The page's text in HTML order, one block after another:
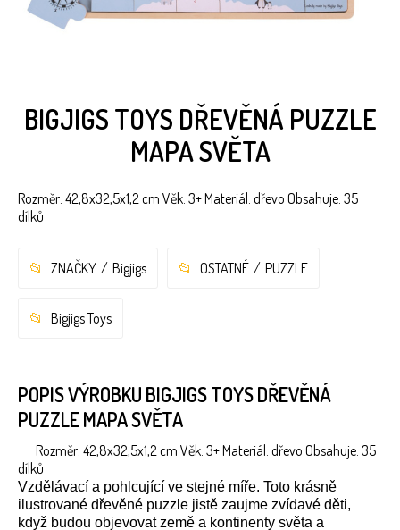
BIGJIGS TOYS DŘEVĚNÁ PUZZLE
MAPA SVĚTA
Rozměr: 42,8x32,5x1,2 cm Věk: 3+ Materiál: dřevo Obsahuje: 35
dílků
ZNAČKY Bigjigs OSTATNÉ PUZZLE
Bigjigs Toys
POPIS VÝROBKU BIGJIGS TOYS DŘEVĚNÁ
PUZZLE MAPA SVĚTA
Rozměr: 42,8x32,5x1,2 cm Věk: 3+ Materiál: dřevo Obsahuje: 35
dílků
Vzdělávací a pohlcující ve stejné míře. Toto krásně
ilustrované dřevěné puzzle jistě zaujme zvídavé děti,
když budou objevovat země a kontinenty světa a